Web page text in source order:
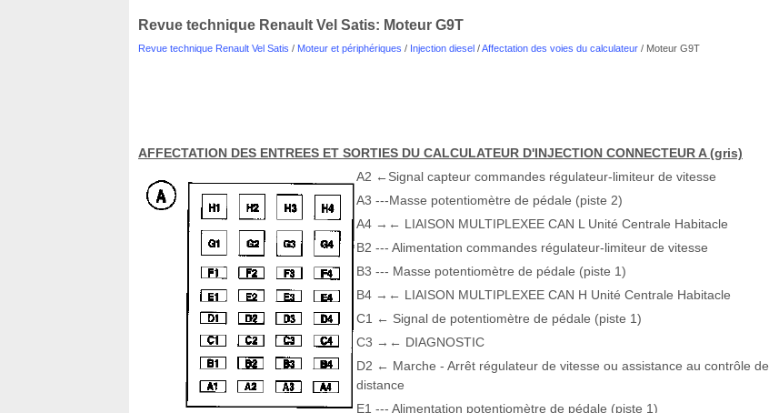
Revue technique Renault Vel Satis: Moteur G9T
Revue technique Renault Vel Satis / Moteur et périphériques / Injection diesel /Affectation des voies du calculateur / Moteur G9T
AFFECTATION DES ENTREES ET SORTIES DU CALCULATEUR D'INJECTION CONNECTEUR A (gris)
A2 ←Signal capteur commandes régulateur-limiteur de vitesse
A3 ---Masse potentiomètre de pédale (piste 2)
A4 →← LIAISON MULTIPLEXEE CAN L Unité Centrale Habitacle
B2 --- Alimentation commandes régulateur-limiteur de vitesse
B3 --- Masse potentiomètre de pédale (piste 1)
B4 →← LIAISON MULTIPLEXEE CAN H Unité Centrale Habitacle
C1 ← Signal de potentiomètre de pédale (piste 1)
C3 →← DIAGNOSTIC
D2 ← Marche - Arrêt régulateur de vitesse ou assistance au contrôle de
distance
E1 --- Alimentation potentiomètre de pédale (piste 1)